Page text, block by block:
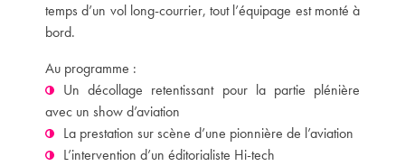
temps d’un vol long-courrier, tout l’équipage est monté à
bord.
Au programme :
Un décollage retentissant pour la partie plénière
avec un show d’aviation
La prestation sur scène d’une pionnière de l’aviation
L’intervention d’un éditorialiste Hi-tech